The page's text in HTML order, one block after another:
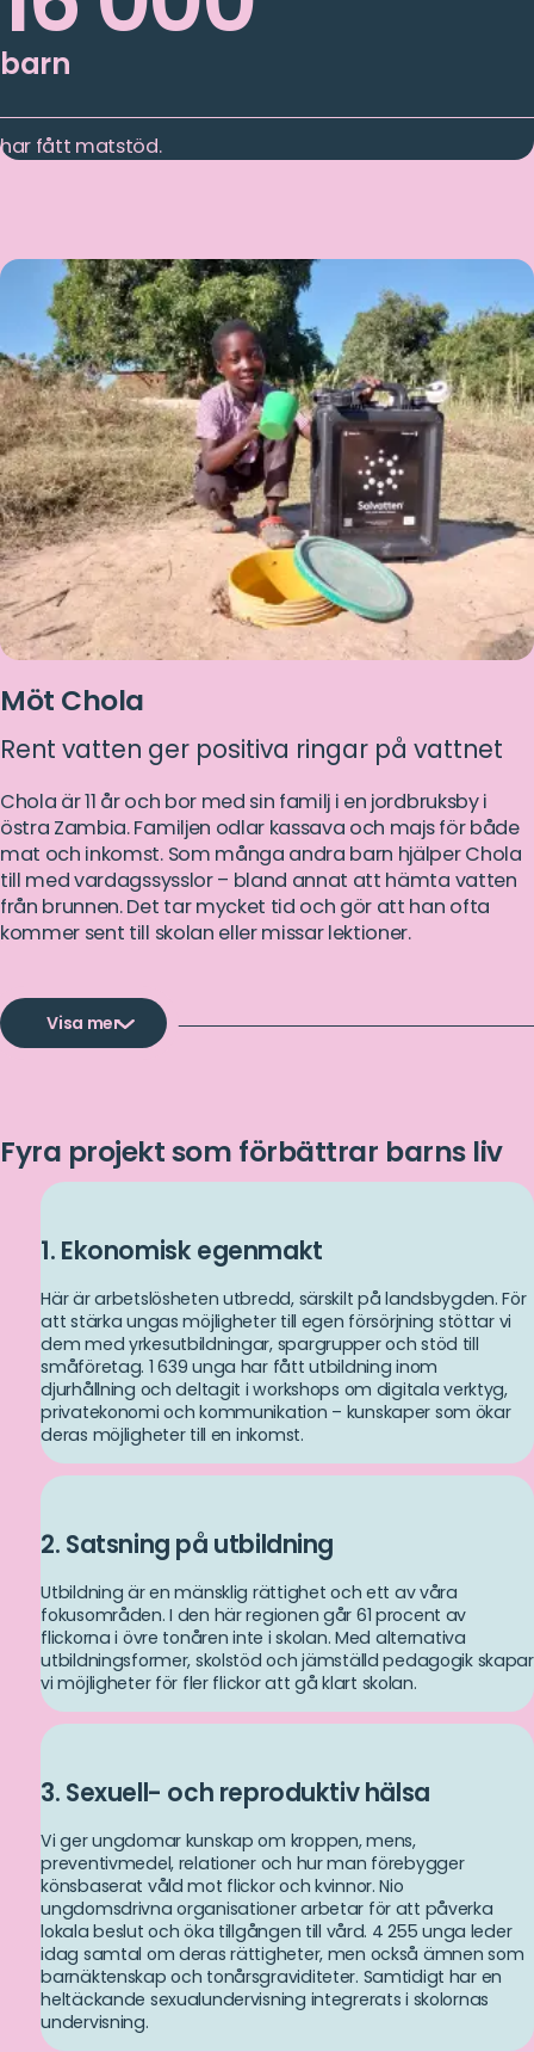
barn
har fått matstöd.
Möt Chola
Rent vatten ger positiva ringar på vattnet
Chola är 11 år och bor med sin familj i en jordbruksby i
östra Zambia. Familjen odlar kassava och majs för både
mat och inkomst. Som många andra barn hjälper Chola
till med vardagssysslor – bland annat att hämta vatten
från brunnen. Det tar mycket tid och gör att han ofta
kommer sent till skolan eller missar lektioner.
Vi har också arbetat med att stärka jämställdheten i
hushållen. Genom samtal och aktiviteter har pojkar som
Chola fått en bättre förståelse för könsroller och hur
sysslor kan delas mer rättvist.
läkare och hjälpa barn i sin egen by.
”Nu när jag inte missar lektioner och har tid att studera
hoppas jag bli läkare så att jag kan hjälpa andra barn.”
– Chola, 11 år
Vattnet från den grunda brunnen innebär dock en hög
När Chola och hans familj fick vattenreningskit av Plan
kunde börja gå i skolan regelbundet. Hans skolresultat har
läxläsning.
Visa mer
Läs
Fyra projekt som förbättrar barns liv
1. Ekonomisk egenmakt
Här är arbetslösheten utbredd, särskilt på landsbygden. För
att stärka ungas möjligheter till egen försörjning stöttar vi
dem med yrkesutbildningar, spargrupper och stöd till
småföretag. 1 639 unga har fått utbildning inom
djurhållning och deltagit i workshops om digitala verktyg,
privatekonomi och kommunikation – kunskaper som ökar
deras möjligheter till en inkomst.
2. Satsning på utbildning
Utbildning är en mänsklig rättighet och ett av våra
fokusområden. I den här regionen går 61 procent av
flickorna i övre tonåren inte i skolan. Med alternativa
utbildningsformer, skolstöd och jämställd pedagogik skapar
vi möjligheter för fler flickor att gå klart skolan.
3. Sexuell- och reproduktiv hälsa
Vi ger ungdomar kunskap om kroppen, mens,
preventivmedel, relationer och hur man förebygger
könsbaserat våld mot flickor och kvinnor. Nio
ungdomsdrivna organisationer arbetar för att påverka
lokala beslut och öka tillgången till vård. 4 255 unga leder
idag samtal om deras rättigheter, men också ämnen som
barnäktenskap och tonårsgraviditeter. Samtidigt har en
heltäckande sexualundervisning integrerats i skolornas
undervisning.